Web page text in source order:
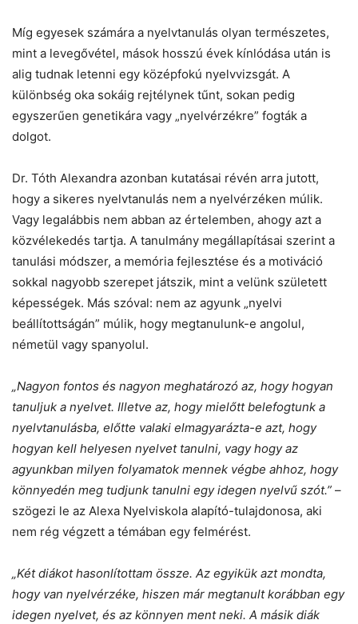
Míg egyesek számára a nyelvtanulás olyan természetes,
mint a levegővétel, mások hosszú évek kínlódása után is
alig tudnak letenni egy középfokú nyelvvizsgát. A
különbség oka sokáig rejtélynek tűnt, sokan pedig
egyszerűen genetikára vagy „nyelvérzékre” fogták a
dolgot.
Dr. Tóth Alexandra azonban kutatásai révén arra jutott,
hogy a sikeres nyelvtanulás nem a nyelvérzéken múlik.
Vagy legalábbis nem abban az értelemben, ahogy azt a
közvélekedés tartja. A tanulmány megállapításai szerint a
tanulási módszer, a memória fejlesztése és a motiváció
sokkal nagyobb szerepet játszik, mint a velünk született
képességek. Más szóval: nem az agyunk „nyelvi
beállítottságán” múlik, hogy megtanulunk-e angolul,
németül vagy spanyolul.
„Nagyon fontos és nagyon meghatározó az, hogy hogyan
tanuljuk a nyelvet. Illetve az, hogy mielőtt belefogtunk a
nyelvtanulásba, előtte valaki elmagyarázta-e azt, hogy
hogyan kell helyesen nyelvet tanulni, vagy hogy az
agyunkban milyen folyamatok mennek végbe ahhoz, hogy
könnyedén meg tudjunk tanulni egy idegen nyelvű szót.” –
szögezi le az Alexa Nyelviskola alapító-tulajdonosa, aki
nem rég végzett a témában egy felmérést.
„Két diákot hasonlítottam össze. Az egyikük azt mondta,
hogy van nyelvérzéke, hiszen már megtanult korábban egy
idegen nyelvet, és az könnyen ment neki. A másik diák